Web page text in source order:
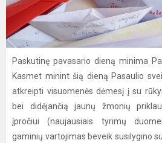
Paskutinę pavasario dieną minima
Kasmet minint šią dieną Pasaulio
atkreipti visuomenės dėmesį į su
bei didėjančią jaunų žmonių
įpročiui (naujausiais tyrimų
gaminių vartojimas beveik susilygino